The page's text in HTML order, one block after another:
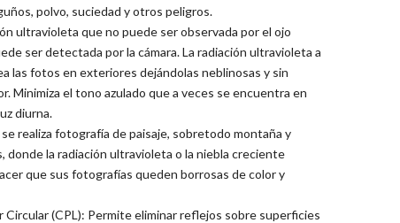
polvo, suciedad y otros peligros.
ultravioleta que no puede ser observada por el ojo
ser detectada por la cámara. La radiación ultravioleta a
las fotos en exteriores dejándolas neblinosas y sin
Minimiza el tono azulado que a veces se encuentra en
diurna.
realiza fotografía de paisaje, sobretodo montaña y
donde la radiación ultravioleta o la niebla creciente
que sus fotografías queden borrosas de color y
Circular (CPL): Permite eliminar reflejos sobre superficies